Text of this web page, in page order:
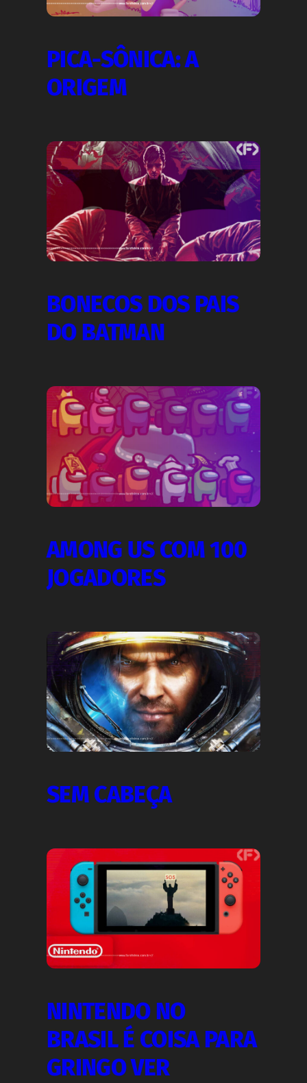
PICA-SÔNICA: A
ORIGEM
BONECOS DOS PAIS
DO BATMAN
AMONG US COM 100
JOGADORES
SEM CABEÇA
NINTENDO NO
BRASIL É COISA PARA
GRINGO VER